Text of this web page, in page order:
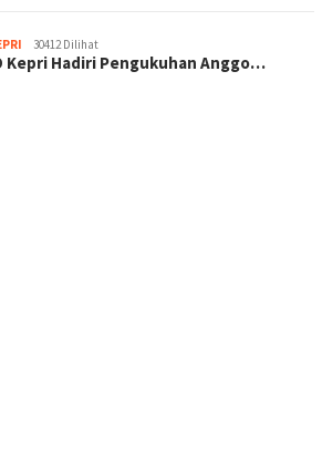
30412 Dilihat
Kepri Hadiri Pengukuhan Anggo…